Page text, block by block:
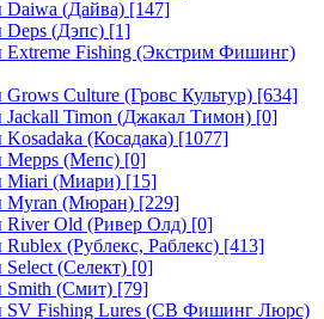
Daiwa (Дайва) [147]
Deps (Дэпс) [1]
Extreme Fishing (Экстрим Фишинг)
Culture (Гровс Культур) [634]
Jackall Timon (Джакал Тимон) [0]
(Косадака) [1077]
Mepps (Мепс) [0]
Miari (Миари) [15]
Myran (Мюран) [229]
River Old (Ривер Олд) [0]
(Рублекс, Раблекс) [413]
(Селект) [0]
Smith (Смит) [79]
SV Fishing Lures (СВ Фишинг Люрс)